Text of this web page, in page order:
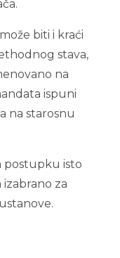
biti i kraći
stava,
na
ispuni
na starosnu
postupku isto
izabrano za